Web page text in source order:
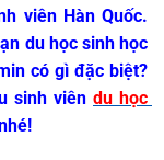
viên Hàn Quốc.
du học sinh học
có gì đặc biệt?
sinh viên du học